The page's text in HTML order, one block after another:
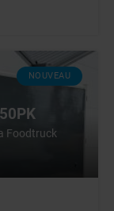
NOUVEAU
Foodtruck